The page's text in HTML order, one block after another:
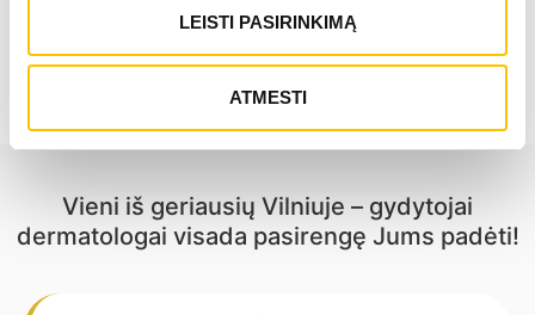
LEISTI PASIRINKIMĄ
ATMESTI
SUŽINOTI DAUGIAU
Vieni iš geriausių Vilniuje – gydytojai
dermatologai visada pasirengę Jums padėti!